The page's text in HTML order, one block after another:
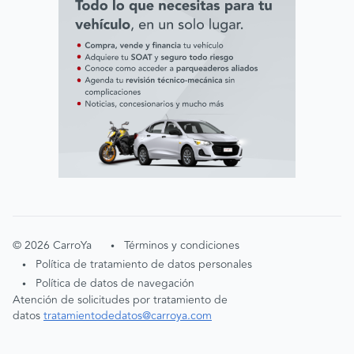
©2026 CarroYa • Términos y condiciones
• Política de tratamiento de datos personales
•
Política de datos de navegación
Atención de solicitudes por tratamiento de
datostratamientodedatos@carroya.com